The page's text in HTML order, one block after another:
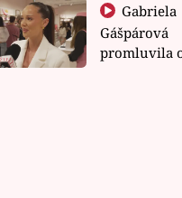
Gabriela
Gášpárová
promluvila